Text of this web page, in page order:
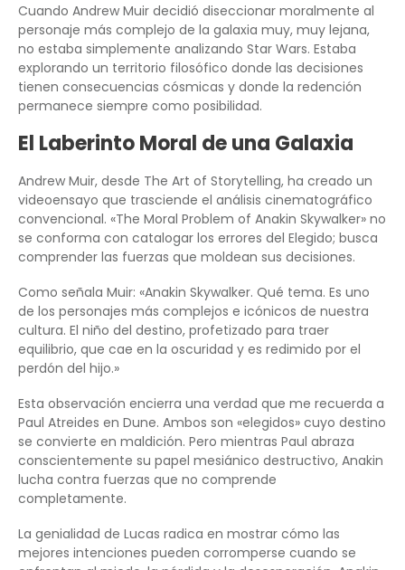
Cuando Andrew Muir decidió diseccionar moralmente al
personaje más complejo de la galaxia muy, muy lejana,
no estaba simplemente analizando Star Wars. Estaba
explorando un territorio filosófico donde las decisiones
tienen consecuencias cósmicas y donde la redención
permanece siempre como posibilidad.
El Laberinto Moral de una Galaxia
Andrew Muir, desde The Art of Storytelling, ha creado un
videoensayo que trasciende el análisis cinematográfico
convencional. «The Moral Problem of Anakin Skywalker» no
se conforma con catalogar los errores del Elegido; busca
comprender las fuerzas que moldean sus decisiones.
Como señala Muir: «Anakin Skywalker. Qué tema. Es uno
de los personajes más complejos e icónicos de nuestra
cultura. El niño del destino, profetizado para traer
equilibrio, que cae en la oscuridad y es redimido por el
perdón del hijo.»
Esta observación encierra una verdad que me recuerda a
Paul Atreides en Dune. Ambos son «elegidos» cuyo destino
se convierte en maldición. Pero mientras Paul abraza
conscientemente su papel mesiánico destructivo, Anakin
lucha contra fuerzas que no comprende
completamente.
La genialidad de Lucas radica en mostrar cómo las
mejores intenciones pueden corromperse cuando se